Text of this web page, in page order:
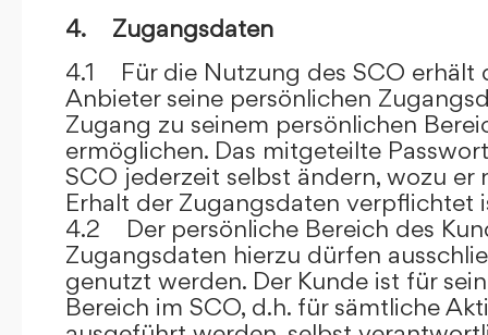
4. Zugangsdaten
4.1 Für die Nutzung des SCO erhält
Anbieter seine persönlichen
Zugang zu seinem persönlichen
ermöglichen. Das mitgeteilte
SCO jederzeit selbst ändern, wozu er
Erhalt der Zugangsdaten verpflichtet
4.2 Der persönliche Bereich des
Zugangsdaten hierzu dürfen
genutzt werden. Der Kunde ist für
Bereich im SCO, d.h. für sämtliche